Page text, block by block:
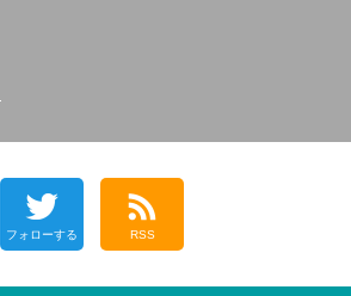
フォローする RSS